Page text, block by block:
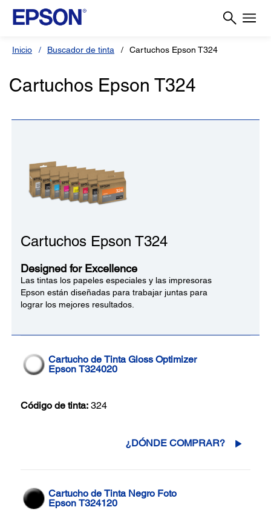
Inicio Buscador de tinta Cartuchos Epson T324
Cartuchos Epson T324
Cartuchos Epson T324
Designed for Excellence
Las tintas los papeles especiales y las impresoras
Epson están diseñadas para trabajar juntas para
lograr los mejores resultados.
Cartucho de Tinta Gloss Optimizer
Epson T324020
Código de tinta: 324
¿DÓNDE COMPRAR?
Cartucho de Tinta Negro Foto
Epson T324120